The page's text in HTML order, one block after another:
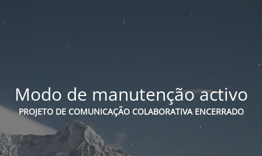
Modo de manutenção activo
PROJETO DE COMUNICAÇÃO COLABORATIVA ENCERRADO